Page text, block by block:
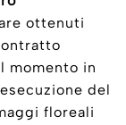
ottenuti
momento in
del
floreali